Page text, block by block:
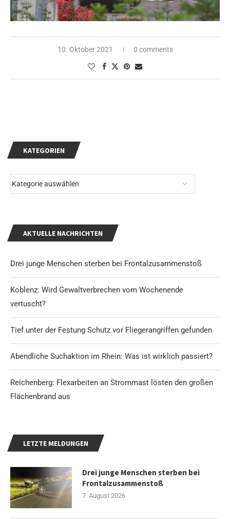
10. Oktober 2021 0 comments
KATEGORIEN
AKTUELLE NACHRICHTEN
Drei junge Menschen sterben bei Frontalzusammenstoß
Koblenz: Wird Gewaltverbrechen vom Wochenende
vertuscht?
Tief unter der Festung Schutz vor Fliegerangriffen gefunden
Abendliche Suchaktion im Rhein: Was ist wirklich passiert?
Reichenberg: Flexarbeiten an Strommast lösten den großen
Flächenbrand aus
LETZTE MELDUNGEN
Drei junge Menschen sterben bei
Frontalzusammenstoß
7. August 2026